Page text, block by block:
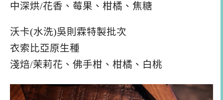
中深烘/花香、莓果、柑橘、焦糖
沃卡(水洗)吳則霖特製批次
衣索比亞原生種
淺焙/茉莉花、佛手柑、柑橘、白桃